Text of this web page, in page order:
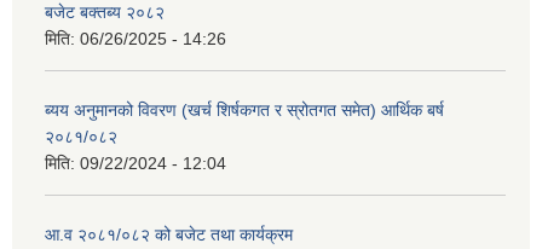
बजेट बक्तब्य २०८२
मिति: 06/26/2025 - 14:26
ब्यय अनुमानको विवरण (खर्च शिर्षकगत र स्रोतगत समेत) आर्थिक बर्ष
२०८१/०८२
मिति: 09/22/2024 - 12:04
आ.व २०८१/०८२ को बजेट तथा कार्यक्रम